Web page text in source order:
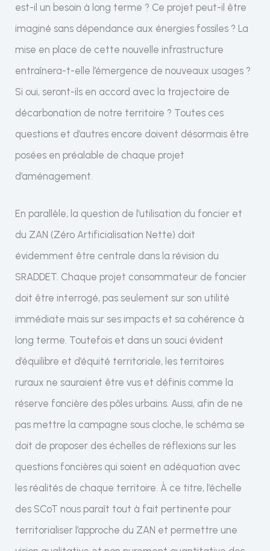
est-il un besoin à long terme ? Ce projet peut-il être
imaginé sans dépendance aux énergies fossiles ? La
mise en place de cette nouvelle infrastructure
entraînera-t-elle l’émergence de nouveaux usages ?
Si oui, seront-ils en accord avec la trajectoire de
décarbonation de notre territoire ? Toutes ces
questions et d’autres encore doivent désormais être
posées en préalable de chaque projet
d’aménagement.
En parallèle, la question de l’utilisation du foncier et
du ZAN (Zéro Artificialisation Nette) doit
évidemment être centrale dans la révision du
SRADDET. Chaque projet consommateur de foncier
doit être interrogé, pas seulement sur son utilité
immédiate mais sur ses impacts et sa cohérence à
long terme. Toutefois et dans un souci évident
d’équilibre et d’équité territoriale, les territoires
ruraux ne sauraient être vus et définis comme la
réserve foncière des pôles urbains. Aussi, afin de ne
pas mettre la campagne sous cloche, le schéma se
doit de proposer des échelles de réflexions sur les
questions foncières qui soient en adéquation avec
les réalités de chaque territoire. À ce titre, l’échelle
des SCoT nous paraît tout à fait pertinente pour
territorialiser l’approche du ZAN et permettre une